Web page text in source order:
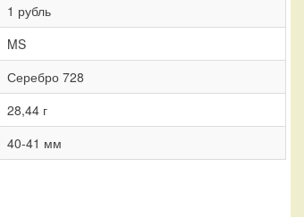
1 рубль
MS
Серебро 728
28,44 г
40-41 мм